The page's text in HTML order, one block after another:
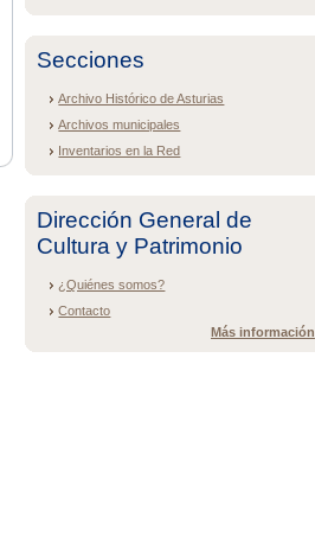
Secciones
Archivo Histórico de Asturias
Archivos municipales
Inventarios en la Red
Dirección General de
Cultura y Patrimonio
¿Quiénes somos?
Contacto
Más información